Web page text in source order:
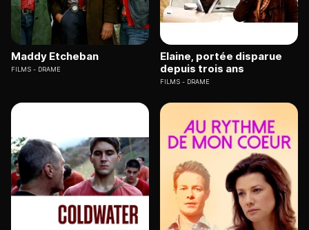
Maddy Etcheban
FILMS DRAME
Elaine, portée disparue
depuis trois ans
FILMS DRAME